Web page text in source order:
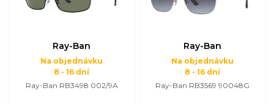
Ray-Ban
Na objednávku
8 - 16 dní
Ray-Ban RB3498 002/9A
Ray-Ban
Na objednávku
8 - 16 dní
Ray-Ban RB3569 90048G